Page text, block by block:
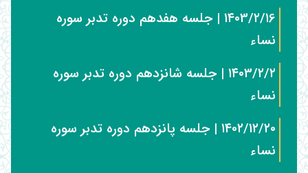
۱۴۰۳/۲/۱۶ | جلسه هفدهم دوره تدبر سوره
نساء
۱۴۰۳/۲/۲ | جلسه شانزدهم دوره تدبر سوره
نساء
۱۴۰۲/۱۲/۲۰ | جلسه پانزدهم دوره تدبر سوره
نساء